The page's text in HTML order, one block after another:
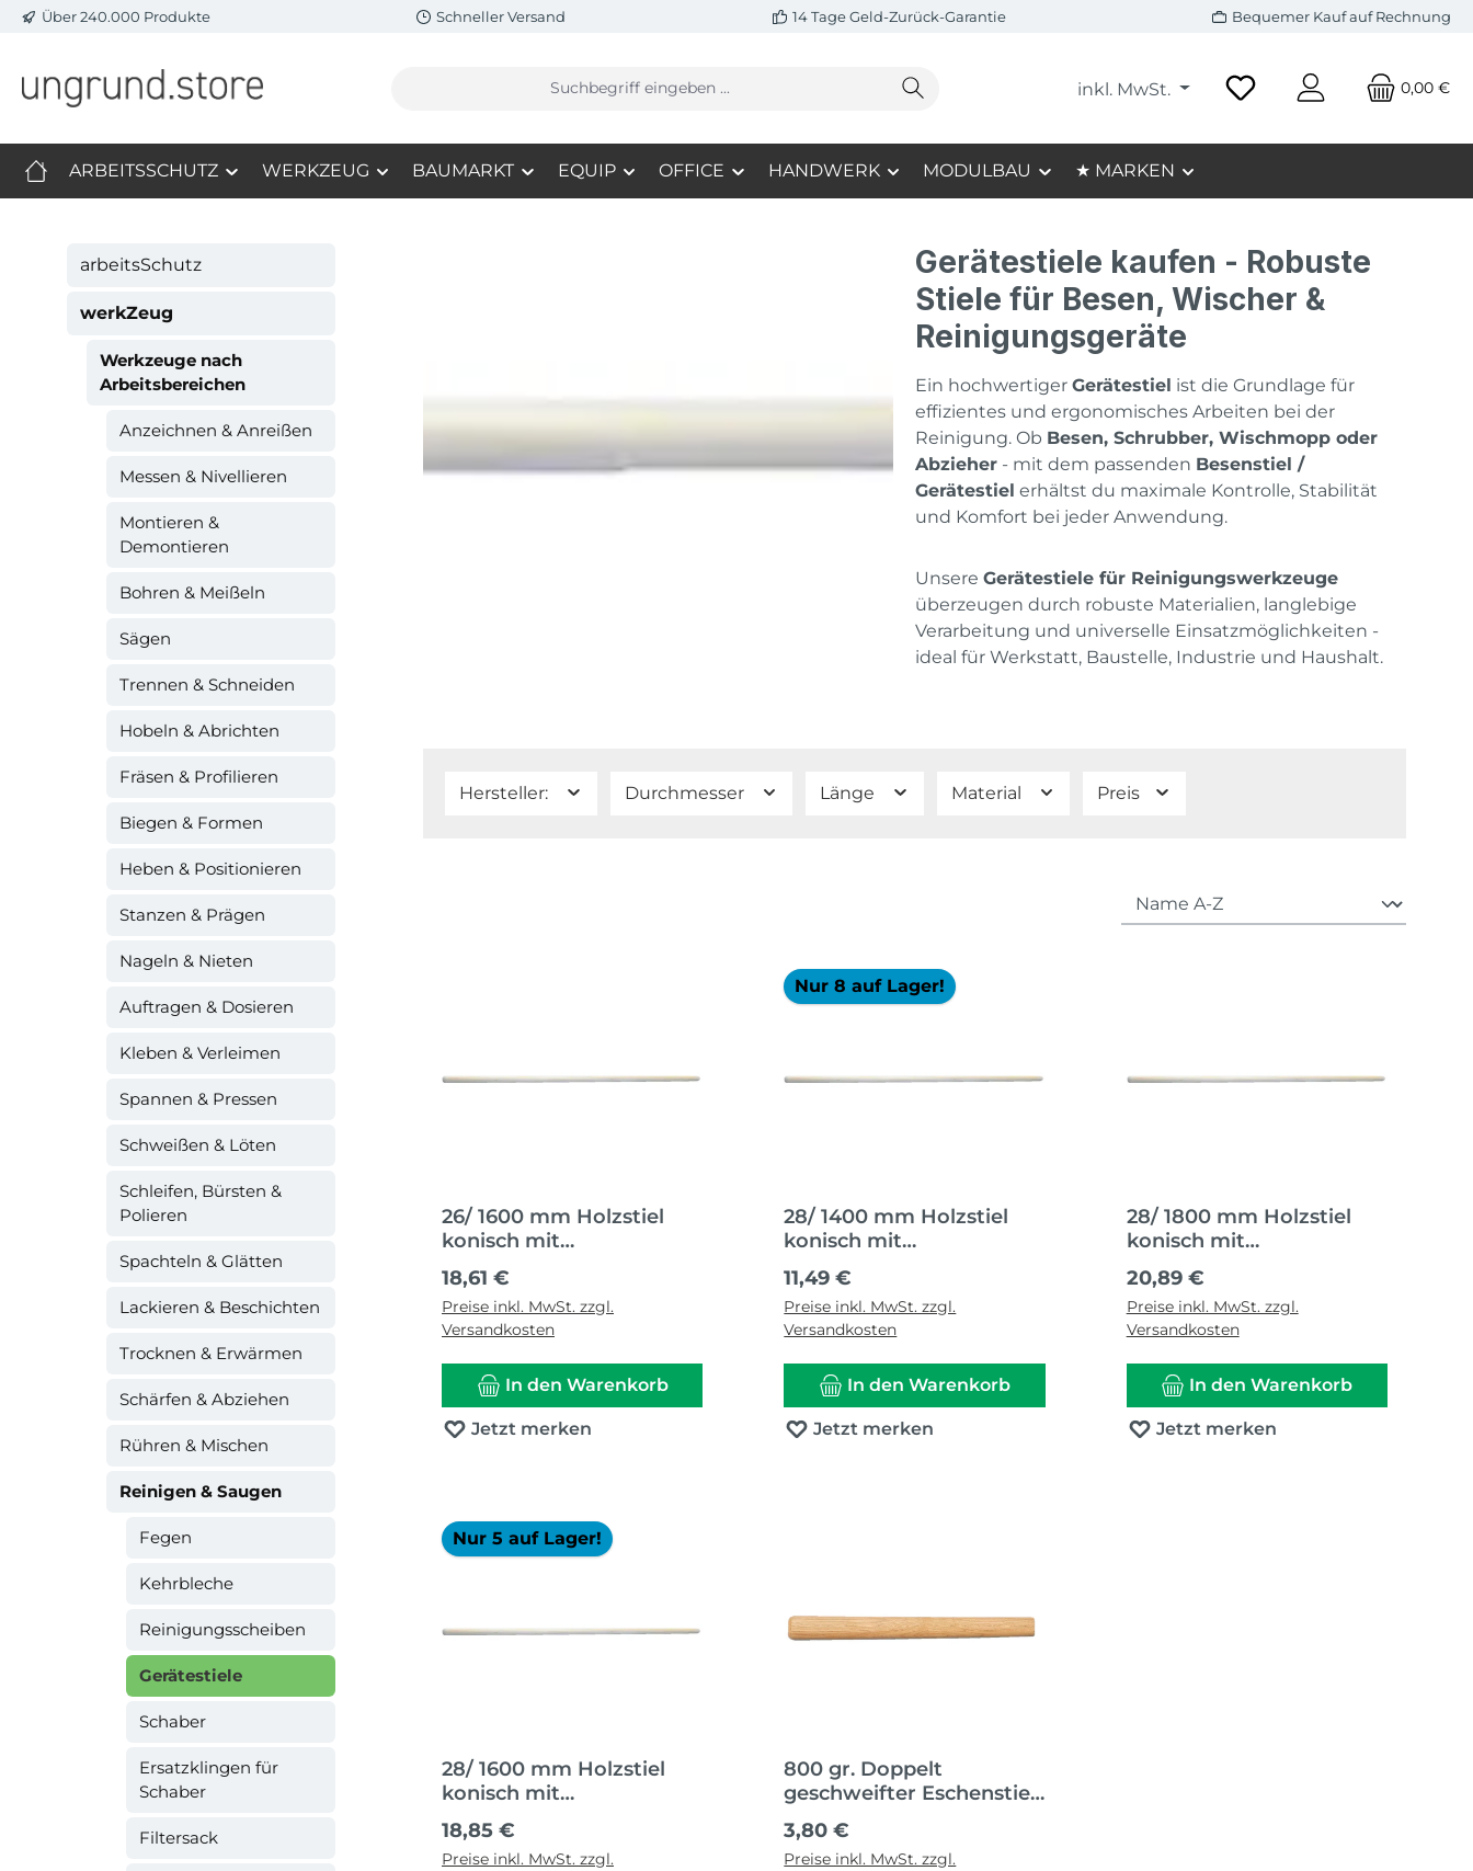
Hauptinhalt springen
Zur Suche springen
Zur Hauptnavigation springen
Über 240.000 Produkte Schneller Versand 14 Tage Geld-Zurück-Garantie Bequemer Kauf auf Rechnung
inkl. MwSt. 0,00 €
ARBEITSSCHUTZ WERKZEUG BAUMARKT EQUIP OFFICE HANDWERK MODULBAU ★ MARKEN
arbeitsSchutz
werkZeug
Werkzeuge nach
Arbeitsbereichen
Anzeichnen & Anreißen
Messen & Nivellieren
Montieren &
Demontieren
Bohren & Meißeln
Sägen
Trennen & Schneiden
Hobeln & Abrichten
Fräsen & Profilieren
Biegen & Formen
Heben & Positionieren
Stanzen & Prägen
Nageln & Nieten
Auftragen & Dosieren
Kleben & Verleimen
Spannen & Pressen
Schweißen & Löten
Schleifen, Bürsten &
Polieren
Spachteln & Glätten
Lackieren & Beschichten
Trocknen & Erwärmen
Schärfen & Abziehen
Rühren & Mischen
Reinigen & Saugen
Fegen
Kehrbleche
Reinigungsscheiben
Gerätestiele
Schaber
Ersatzklingen für
Schaber
Filtersack
Gerätestiele kaufen - Robuste
Stiele für Besen, Wischer &
Reinigungsgeräte
Ein hochwertiger Gerätestiel ist die Grundlage für
effizientes und ergonomisches Arbeiten bei der
Reinigung. Ob Besen, Schrubber, Wischmopp oder
Abzieher- mit dem passenden Besenstiel /
Gerätestiel erhältst du maximale Kontrolle, Stabilität
und Komfort bei jeder Anwendung.
Unsere Gerätestiele für Reinigungswerkzeuge
überzeugen durch robuste Materialien, langlebige
Verarbeitung und universelle Einsatzmöglichkeiten -
ideal für Werkstatt, Baustelle, Industrie und Haushalt.
Hersteller: Durchmesser Länge Material Preis
26/ 1600 mm Holzstiel
konisch mit
angeschliffenem Konus
Regulärer Preis:
18,61 €
Preise inkl. MwSt. zzgl.
Versandkosten
In den Warenkorb
Jetzt merken
Nur 8 auf Lager!
28/ 1400 mm Holzstiel
konisch mit
angeschliffenem Konus
Regulärer Preis:
11,49 €
Preise inkl. MwSt. zzgl.
Versandkosten
In den Warenkorb
Jetzt merken
28/ 1800 mm Holzstiel
konisch mit
angeschliffenem Konus
Regulärer Preis:
20,89 €
Preise inkl. MwSt. zzgl.
Versandkosten
In den Warenkorb
Jetzt merken
Nur 5 auf Lager!
28/ 1600 mm Holzstiel
konisch mit
angeschliffenem Konus I
28 mm
Regulärer Preis:
18,85 €
Preise inkl. MwSt. zzgl.
800 gr. Doppelt
geschweifter Eschenstiel
lackiert
Regulärer Preis:
3,80 €
Preise inkl. MwSt. zzgl.